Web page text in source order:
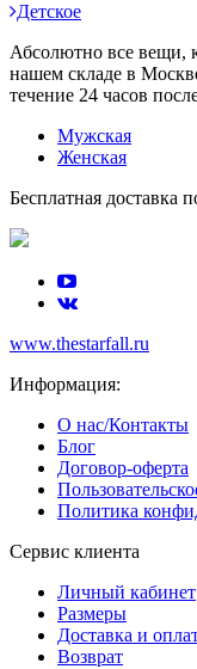
Детское
Абсолютно все вещи,
нашем складе в
течение 24 часов
Мужская
Женская
Бесплатная доставка
www.thestarfall.ru
Информация:
О нас/Контакты
Блог
Договор-оферта
Политика
Сервис клиента
Личный кабинет
Размеры
Доставка и
Возврат